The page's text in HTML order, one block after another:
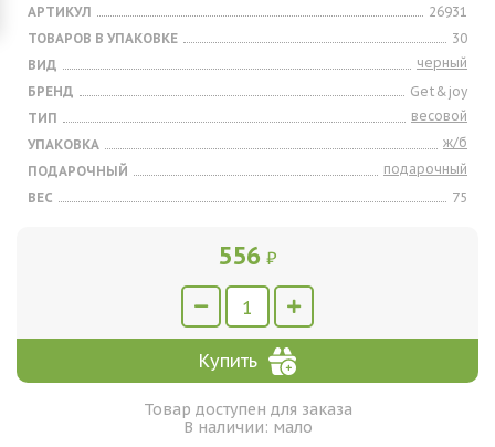
АРТИКУЛ
26931
ТОВАРОВ В УПАКОВКЕ
30
ВИД
черный
БРЕНД
Get&joy
ТИП
весовой
УПАКОВКА
ж/б
ПОДАРОЧНЫЙ
подарочный
ВЕС
75
556 ₽
Купить
Товар доступен для заказа
В наличии: мало